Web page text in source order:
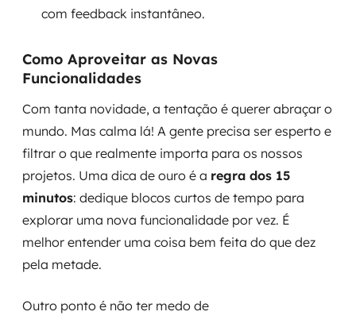
com feedback instantâneo.
Como Aproveitar as Novas
Funcionalidades
Com tanta novidade, a tentação é querer abraçar o
mundo. Mas calma lá! A gente precisa ser esperto e
filtrar o que realmente importa para os nossos
projetos. Uma dica de ouro é a regra dos 15
minutos: dedique blocos curtos de tempo para
explorar uma nova funcionalidade por vez. É
melhor entender uma coisa bem feita do que dez
pela metade.
Outro ponto é não ter medo de